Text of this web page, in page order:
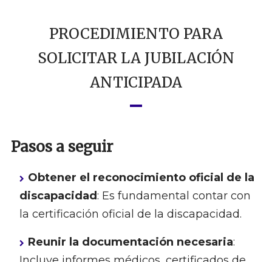
PROCEDIMIENTO PARA
SOLICITAR LA JUBILACIÓN
ANTICIPADA
Pasos a seguir
Obtener el reconocimiento oficial de la
discapacidad: Es fundamental contar con
la certificación oficial de la discapacidad.
Reunir la documentación necesaria: